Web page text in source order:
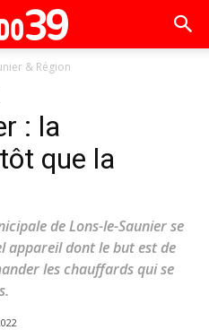
& Région
: la
que la
de Lons-le-Saunier se
appareil dont le but est de
les chauffards qui se